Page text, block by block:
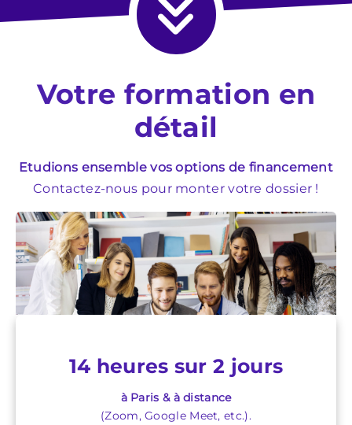
Votre formation en
détail
Etudions ensemble vos options de financement
Contactez-nous pour monter votre dossier !
14 heures sur 2 jours
à Paris & à distance
(Zoom, Google Meet, etc.).